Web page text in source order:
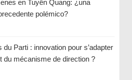
en Tuyên Quang: ¿una
polémico?
Parti : innovation pour s’adapter
du mécanisme de direction ?